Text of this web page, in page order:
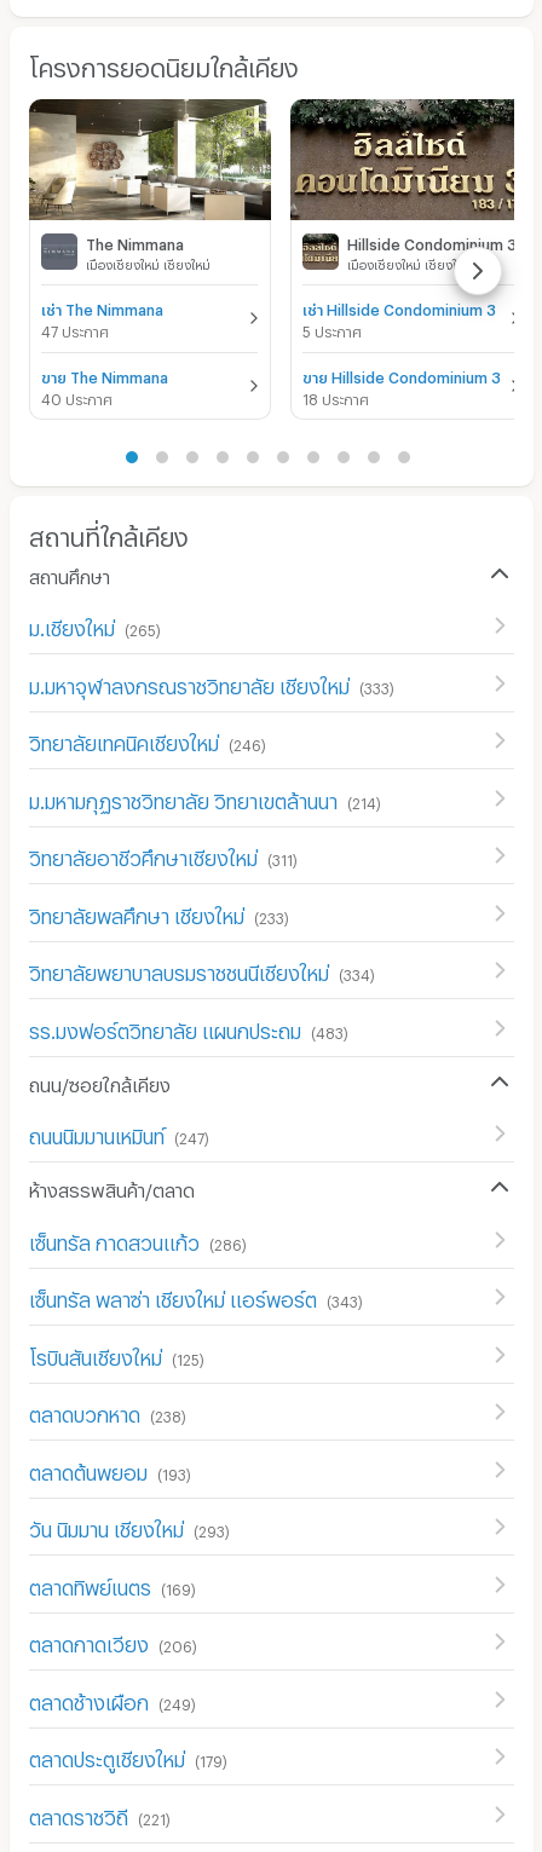
โครงการยอดนิยมใกล้เคียง
The Nimmana
เมืองเชียงใหม่ เชียงใหม่
เช่า The Nimmana
47 ประกาศ
ขาย The Nimmana
40 ประกาศ
Hillside Condominium 3
เมืองเชียงใหม่ เชียงใหม่
เช่า Hillside Condominium 3
5 ประกาศ
ขาย Hillside Condominium 3
18 ประกาศ
สถานที่ใกล้เคียง
สถานศึกษา
ม.เชียงใหม่ (265)
ม.มหาจุฬาลงกรณราชวิทยาลัย เชียงใหม่ (333)
วิทยาลัยเทคนิคเชียงใหม่ (246)
ม.มหามกุฏราชวิทยาลัย วิทยาเขตล้านนา (214 )
วิทยาลัยอาชีวศึกษาเชียงใหม่ (311)
วิทยาลัยพลศึกษา เชียงใหม่ (233)
วิทยาลัยพยาบาลบรมราชชนนีเชียงใหม่ (334 )
รร.มงฟอร์ตวิทยาลัย แผนกประถม (483)
ถนน/ซอยใกล้เคียง
ถนนนิมมานเหมินท์ (247)
ห้างสรรพสินค้า/ตลาด
เซ็นทรัล กาดสวนแก้ว (286)
เซ็นทรัล พลาซ่า เชียงใหม่ แอร์พอร์ต (343)
โรบินสันเชียงใหม่ (125)
ตลาดบวกหาด (238)
ตลาดต้นพยอม (193)
วัน นิมมาน เชียงใหม่ (293)
ตลาดทิพย์เนตร (169)
ตลาดกาดเวียง (206)
ตลาดช้างเผือก (249)
ตลาดประตูเชียงใหม่ (179)
ตลาดราชวิถี (221)